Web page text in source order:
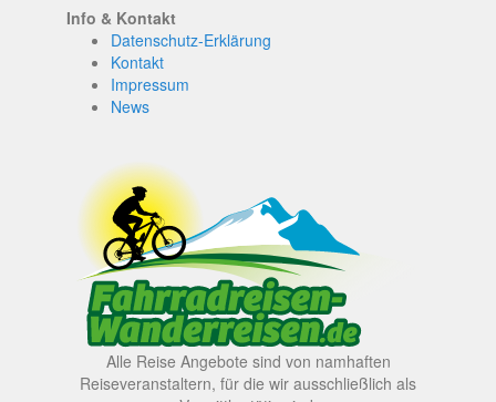
Info & Kontakt
Datenschutz-Erklärung
Kontakt
Impressum
News
Alle Reise Angebote sind von namhaften
Reiseveranstaltern, für die wir ausschließlich als